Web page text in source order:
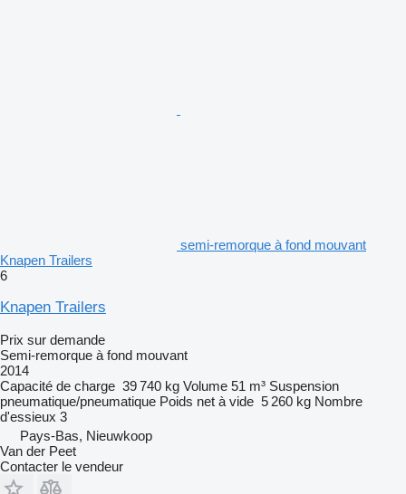
semi-remorque à fond mouvant
Knapen Trailers
6
Knapen Trailers
Prix sur demande
Semi-remorque à fond mouvant
2014
Capacité de charge 39 740 kg Volume 51 m³ Suspension
pneumatique/pneumatique Poids net à vide 5 260 kg Nombre
d'essieux 3
Pays-Bas, Nieuwkoop
Van der Peet
Contacter le vendeur